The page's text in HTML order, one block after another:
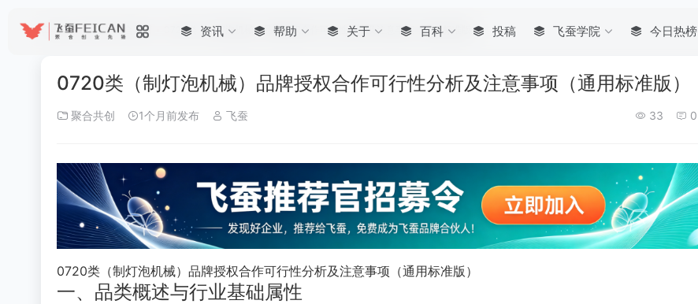
资讯 帮助 关于 百科 投稿 飞蚕学院 今日热榜
首页 • 帮助 • 聚合共创 0720类（制灯泡机械）品牌授权合作可行性分析及注意事项（通用标准版）
0720类（制灯泡机械）品牌授权合作可行性分析及注意事项（通用标准版）
聚合共创 1个月前发布 飞蚕 33 0
0720类（制灯泡机械）品牌授权合作可行性分析及注意事项（通用标准版）
一、品类概述与行业基础属性